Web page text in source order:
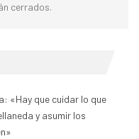
cerrados.
«Hay que cuidar lo que
y asumir los